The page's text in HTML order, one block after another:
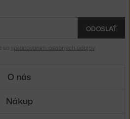
ODOSLAŤ
so spracovaním osobných údajov.
O nás
Nákup